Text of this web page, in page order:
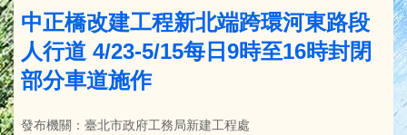
中正橋改建工程新北端跨環河東路段
人行道 4/23-5/15每日9時至16時封閉
部分車道施作
發布機關：臺北市政府工務局新建工程處